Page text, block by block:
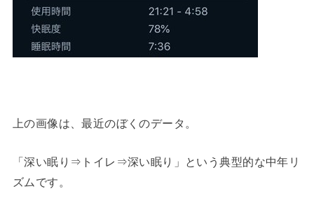
上の画像は、最近のぼくのデータ。
「深い眠り⇒トイレ⇒深い眠り」という典型的な中年リ
ズムです。